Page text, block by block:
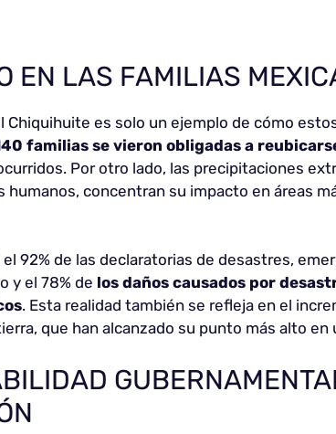
EN LAS FAMILIAS
Chiquihuite es solo un ejemplo de cómo
familias se vieron obligadas a
Por otro lado, las precipitaciones
humanos, concentran su impacto en áreas
92% de las declaratorias de desastres,
y el 78% de los daños causados por
. Esta realidad también se refleja en el
que han alcanzado su punto más alto en